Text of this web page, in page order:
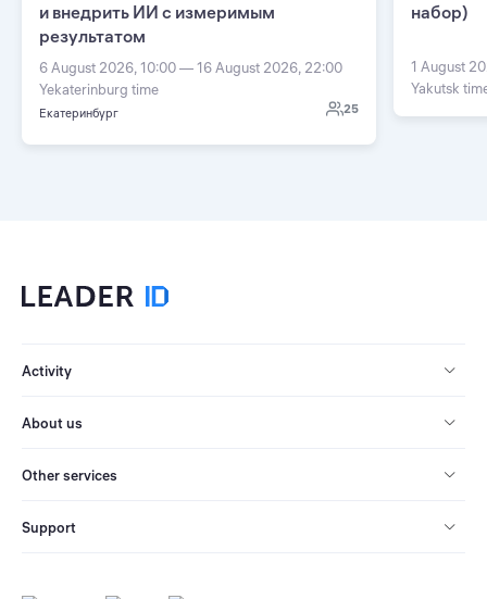
и внедрить ИИ с измеримым
результатом
6 August 2026, 10:00 — 16 August 2026, 22:00
Yekaterinburg time
Екатеринбург 25
набор)
1 August
Yakutsk
Activity
About us
Other services
Support